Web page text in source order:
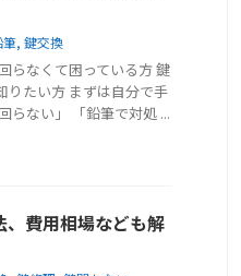
筆, 鍵交換
らなくて困っている方 鍵
りたい方 まずは自分で手
らない」 「鉛筆で対処 ...
費用相場なども解